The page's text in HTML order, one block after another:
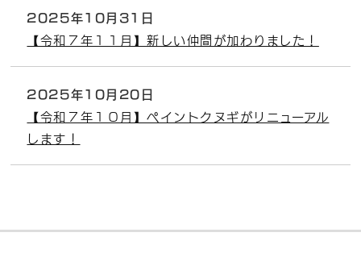
2025年10月31日
【令和７年１１月】新しい仲間が加わりました！
2025年10月20日
【令和７年１０月】ペイントクヌギがリニューアル
します！